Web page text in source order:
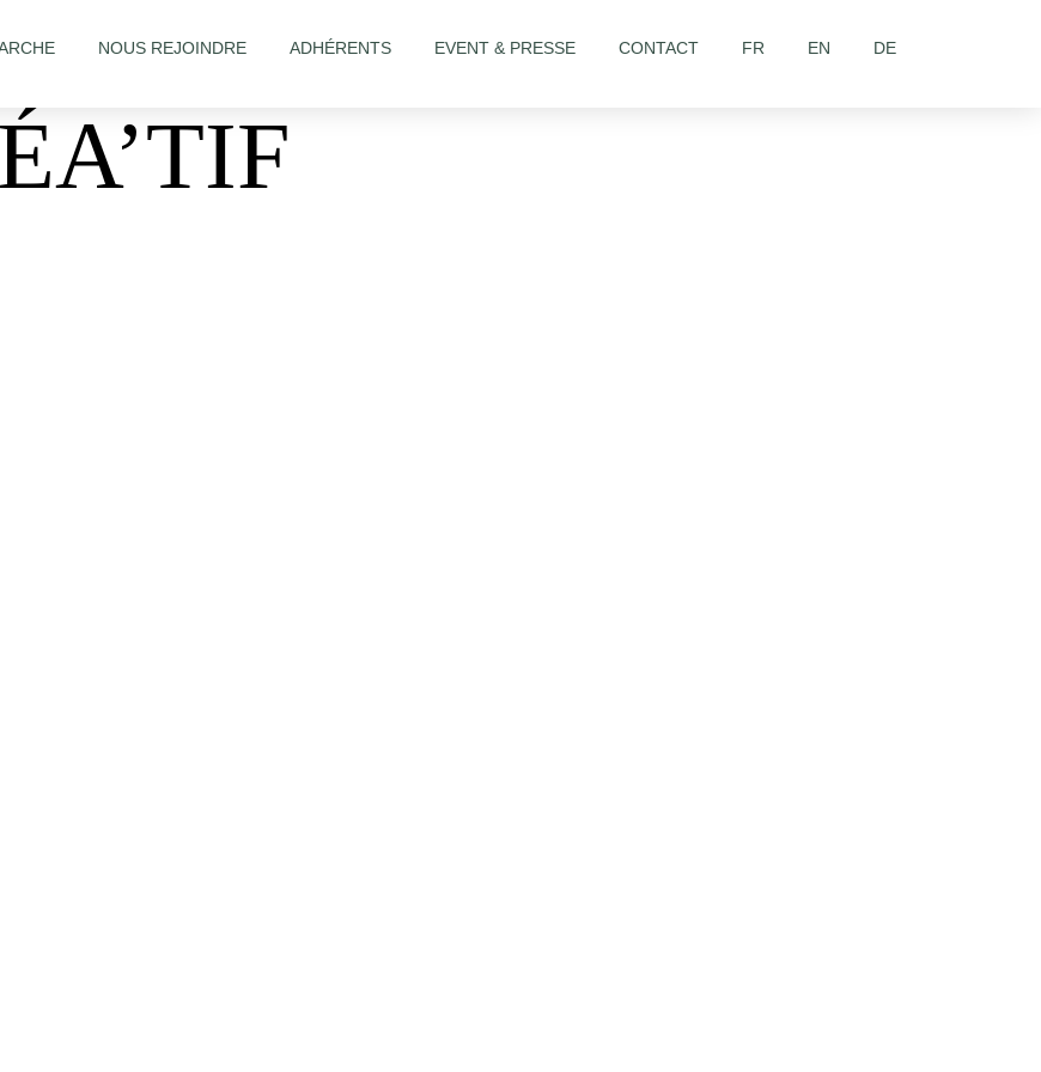
NOUS REJOINDRE ADHÉRENTS EVENT & PRESSE CONTACT FR EN DE